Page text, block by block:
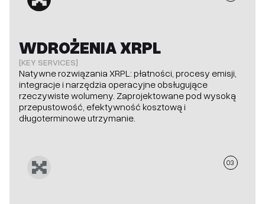
WDROŻENIA XRPL
[KEY SERVICES]
Natywne rozwiązania XRPL: płatności, procesy emisji,
integracje i narzędzia operacyjne obsługujące
rzeczywiste wolumeny. Zaprojektowane pod wysoką
przepustowość, efektywność kosztową i
długoterminowe utrzymanie.
03